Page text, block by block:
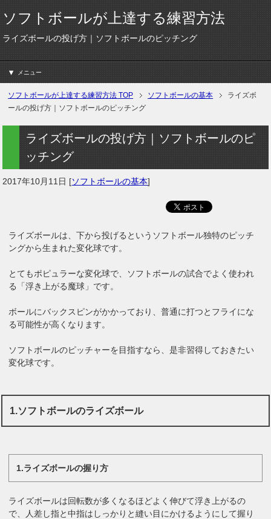
ソフトボールが上達する練習方法
ライズボールの投げ方｜ソフトボールのピッチング
メニュー
ソフトボールが上達する練習方法 TOP ソフトボールの基本
ライズボ
ールの投げ方｜ソフトボールのピッチング
ライズボールの投げ方｜ソフトボールのピ
ッチング
2017年10月11日 [ソフトボールの基本]
ライズボールは、下から投げるというソフトボール独特のピッチ
ングから生まれた変化球です。
とてもポピュラーな変化球で、ソフトボールの試合でよく使われ
る「浮き上がる魔球」です。
ボールにバックスピンがかかっており、普通に打つとフライにな
る可能性が高くなります。
ソフトボールのピッチャーを目指すなら、是非習得しておきたい
変化球です。
1.ソフトボールのライズボール
1.ライズボールの握り方
ライズボールは回転数が多くなるほどよく伸びて浮き上がるの
で、人差し指と中指はしっかりと縫い目にかけるようにして握り